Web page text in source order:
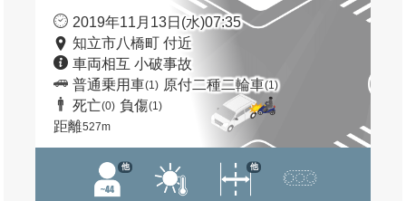
2019年11月13日(水)07:35
知立市八橋町 付近
車両相互 小破事故
普通乗用車(1) 原付二種二輪車(1)
死亡(0) 負傷(1)
距離527m
他 他